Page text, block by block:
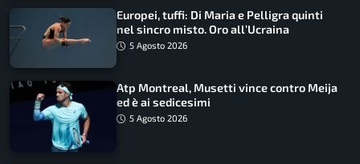
Europei, tuffi: Di Maria e Pelligra quinti
nel sincro misto. Oro all’Ucraina
5 Agosto 2026
Atp Montreal, Musetti vince contro Meija
ed è ai sedicesimi
5 Agosto 2026